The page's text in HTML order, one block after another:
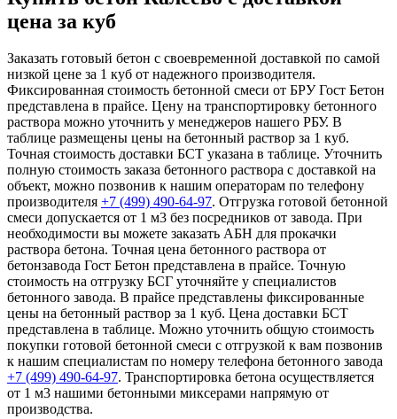
цена за куб
Заказать готовый бетон с своевременной доставкой по самой
низкой цене за 1 куб от надежного производителя.
Фиксированная стоимость бетонной смеси от БРУ Гост Бетон
представлена в прайсе. Цену на транспортировку бетонного
раствора можно уточнить у менеджеров нашего РБУ. В
таблице размещены цены на бетонный раствор за 1 куб.
Точная стоимость доставки БСТ указана в таблице. Уточнить
полную стоимость заказа бетонного раствора с доставкой на
объект, можно позвонив к нашим операторам по телефону
производителя +7 (499) 490-64-97. Отгрузка готовой бетонной
смеси допускается от 1 м3 без посредников от завода. При
необходимости вы можете заказать АБН для прокачки
раствора бетона. Точная цена бетонного раствора от
бетонзавода Гост Бетон представлена в прайсе. Точную
стоимость на отгрузку БСГ уточняйте у специалистов
бетонного завода. В прайсе представлены фиксированные
цены на бетонный раствор за 1 куб. Цена доставки БСТ
представлена в таблице. Можно уточнить общую стоимость
покупки готовой бетонной смеси с отгрузкой к вам позвонив
к нашим специалистам по номеру телефона бетонного завода
+7 (499) 490-64-97. Транспортировка бетона осуществляется
от 1 м3 нашими бетонными миксерами напрямую от
производства.